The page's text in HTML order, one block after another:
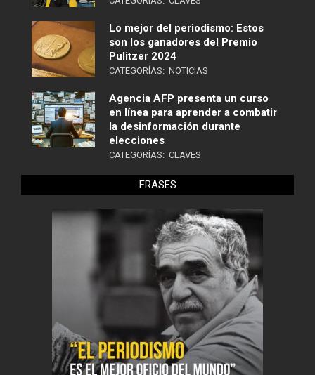
Lo mejor del periodismo: Estos
son los ganadores del Premio
Pulitzer 2024
CATEGORÍAS: NOTICIAS
Agencia AFP presenta un curso
en línea para aprender a combatir
la desinformación durante
elecciones
CATEGORÍAS: CLAVES
FRASES